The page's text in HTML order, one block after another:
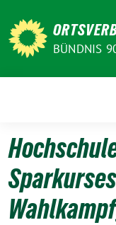
zum
Inhalt
BÜNDNIS